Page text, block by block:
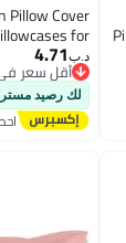
Pillow Cover
for
& Dorm
Pillow Covers
& 5cm Side
50 x 80cm)
د.ب‏4.71
أقل سعر في 30 يوم
أقل سعر في 30 يوم
لك رصيد مسترجع